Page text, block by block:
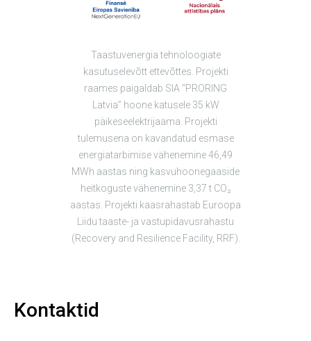
Taastuvenergia tehnoloogiate
kasutuselevõtt ettevõttes. Projekti
raames paigaldab SIA “PRORING
Latvia” hoone katusele 35 kW
päikeseelektrijaama. Projekti
tulemusena on kavandatud esmase
energiatarbimise vähenemine 46,49
MWh aastas ning kasvuhoonegaaside
heitkoguste vähenemine 3,37 t CO₂
aastas. Projekti kaasrahastab Euroopa
Liidu taaste- ja vastupidavusrahastu
(Recovery and Resilience Facility, RRF).
Kontaktid